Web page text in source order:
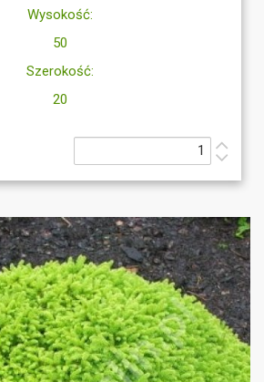
Wysokość:
50
Szerokość:
20